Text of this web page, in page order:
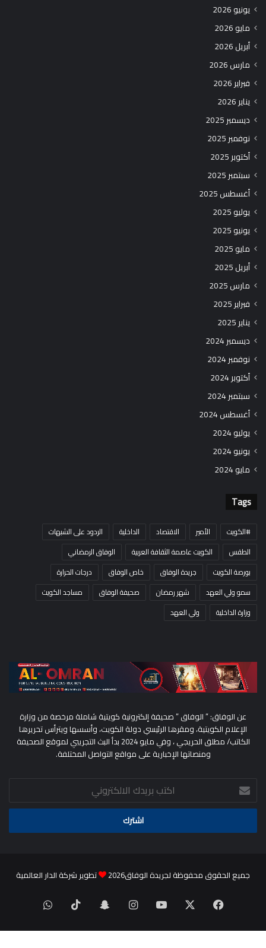
يونيو 2026
مايو 2026
أبريل 2026
مارس 2026
فبراير 2026
يناير 2026
ديسمبر 2025
نوفمبر 2025
أكتوبر 2025
سبتمبر 2025
أغسطس 2025
يوليو 2025
يونيو 2025
مايو 2025
أبريل 2025
مارس 2025
فبراير 2025
يناير 2025
ديسمبر 2024
نوفمبر 2024
أكتوبر 2024
سبتمبر 2024
أغسطس 2024
يوليو 2024
يونيو 2024
مايو 2024
Tags
#الكويت الأمير الاقتصاد الداخلية
الردود على الشبهات
الطقس
الكويت عاصمة الثقافة العربية
الوفاق الرمضاني
بورصة الكويت
جريدة الوفاق خاص الوفاق
درجات الحرارة
سمو ولي العهد
شهر رمضان صحيفة الوفاق
مساجد الكويت
وزارة الداخلية
ولي العهد
عن الوفاق: ” الوفاق ” صحيفة إلكترونية كويتية شاملة مرخصة من وزارة
الإعلام الكويتية، ومقرها الرئيسي دولة الكويت، وأسسها ويترأس تحريرها
الكاتب/ مطلق الحريجي ، وفي مايو 2024 بدأ البث التجريبي لموقع الصحيفة
ومنصاتها الإخبارية على مواقع التواصل المختلفة.
اكتب
بريدك
الالكتروني
جميع الحقوق محفوظة لجريدة الوفاق2026 تطوير شركة الدار العالمية
فيسبوك ‫YouTubeانستقرامسناب
تشات
‫TikTokواتساب